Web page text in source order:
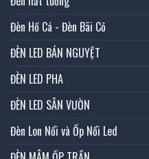
Đèn Hồ Cá - Đèn Bãi Cỏ
ĐÈN LED BÁN NGUYỆT
ĐÈN LED PHA
ĐÈN LED SÂN VƯỜN
Đèn Lon Nổi và Ốp Nổi Led